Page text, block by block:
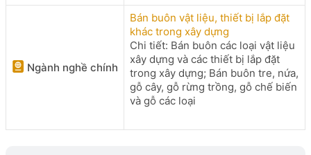
Ngành nghề chính
Bán buôn vật liệu, thiết bị lắp đặt
khác trong xây dựng
Chi tiết: Bán buôn các loại vật liệu
xây dựng và các thiết bị lắp đặt
trong xây dựng; Bán buôn tre, nứa,
gỗ cây, gỗ rừng trồng, gỗ chế biến
và gỗ các loại